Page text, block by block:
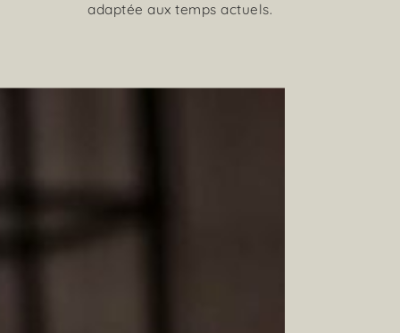
adaptée aux temps actuels.